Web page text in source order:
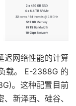
迟网络性能的计算
载。 E-2388G 的
。这种配置目前
新泽西、硅谷、